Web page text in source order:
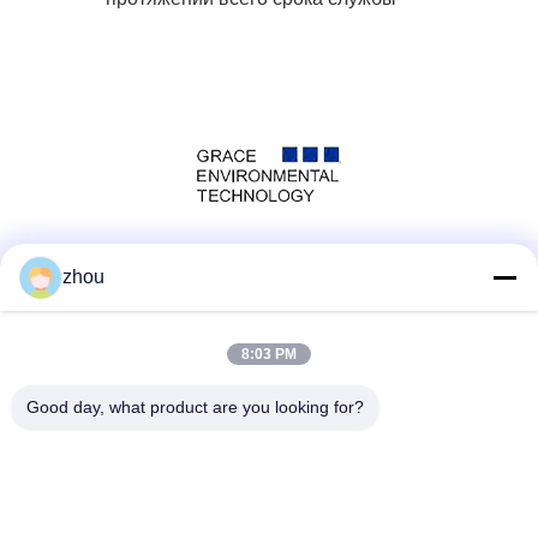
zhou
8:03 PM
Good day, what product are you looking for?